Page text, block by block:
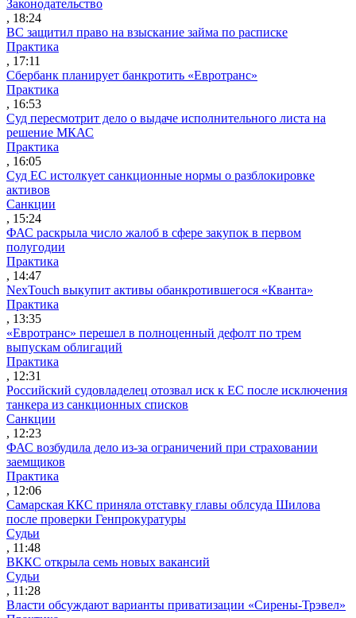
Законодательство
, 18:24
ВС защитил право на взыскание займа по расписке
Практика
, 17:11
Сбербанк планирует банкротить «Евротранс»
Практика
, 16:53
Суд пересмотрит дело о выдаче исполнительного листа на
решение МКАС
Практика
, 16:05
Суд ЕС истолкует санкционные нормы о разблокировке
активов
Санкции
, 15:24
ФАС раскрыла число жалоб в сфере закупок в первом
полугодии
Практика
, 14:47
NexTouch выкупит активы обанкротившегося «Кванта»
Практика
, 13:35
«Евротранс» перешел в полноценный дефолт по трем
выпускам облигаций
Практика
, 12:31
Российский судовладелец отозвал иск к ЕС после исключения
танкера из санкционных списков
Санкции
, 12:23
ФАС возбудила дело из-за ограничений при страховании
заемщиков
Практика
, 12:06
Самарская ККС приняла отставку главы облсуда Шилова
после проверки Генпрокуратуры
Судьи
, 11:48
ВККС открыла семь новых вакансий
Судьи
, 11:28
Власти обсуждают варианты приватизации «Сирены-Трэвел»